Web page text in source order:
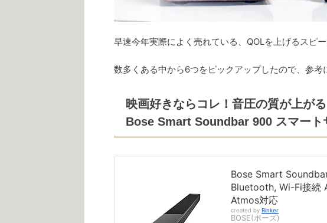
早速今年実際によく売れている、QOLを上げるスピー
数多くある中から6つをピックアップしたので、参考
映画好きならコレ！音圧の質が上がる
Bose Smart Soundbar 900 スマート
Bose Smart
Bluetooth, Wi-Fi接続
Atmos対応
created by Rinker
BOSE(ボーズ)